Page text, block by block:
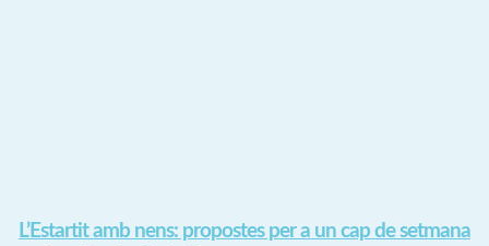
L’Estartit amb nens: propostes per a un cap de setmana